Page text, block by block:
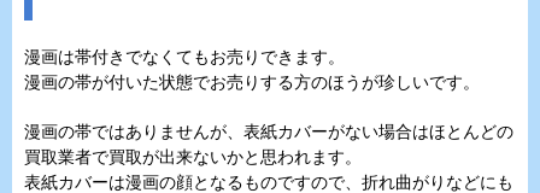
漫画は帯付きでなくてもお売りできます。
漫画の帯が付いた状態でお売りする方のほうが珍しいです。
漫画の帯ではありませんが、表紙カバーがない場合はほとんどの
買取業者で買取が出来ないかと思われます。
表紙カバーは漫画の顔となるものですので、折れ曲がりなどにも